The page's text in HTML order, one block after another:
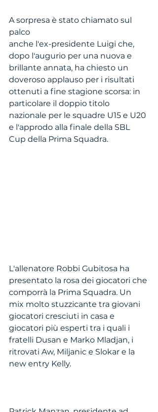
A sorpresa è stato chiamato sul
palco
anche l'ex-presidente Luigi che,
dopo l'augurio per una nuova e
brillante annata, ha chiesto un
doveroso applauso per i risultati
ottenuti a fine stagione scorsa: in
particolare il doppio titolo
nazionale per le squadre U15 e U20
e l'approdo alla finale della SBL
Cup della Prima Squadra.
L'allenatore Robbi Gubitosa ha
presentato la rosa dei giocatori che
comporrà la Prima Squadra. Un
mix molto stuzzicante tra giovani
giocatori cresciuti in casa e
giocatori più esperti tra i quali i
fratelli Dusan e Marko Mladjan, i
ritrovati Aw, Miljanic e Slokar e la
new entry Kelly.